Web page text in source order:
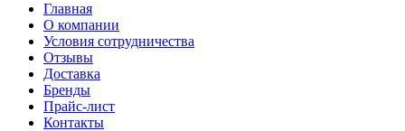
Главная
О компании
Условия сотрудничества
Отзывы
Доставка
Бренды
Прайс-лист
Контакты